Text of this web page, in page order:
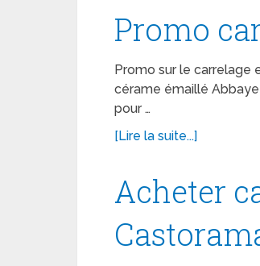
Promo
Promo sur le carrelage
cérame émaillé
pour …
[Lire la suite...]
Acheter